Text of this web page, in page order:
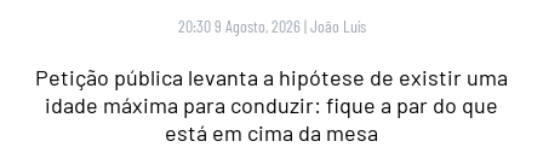
20:30 9 Agosto, 2026 |João Luís
Petição pública levanta a hipótese de existir uma
idade máxima para conduzir: fique a par do que
está em cima da mesa